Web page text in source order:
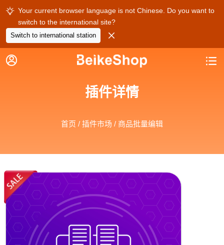
 Your current browser language is not Chinese. Do you want to
switch to the international site?
Switch to international station 
 
插件详情
首页 / 插件市场 / 商品批量编辑